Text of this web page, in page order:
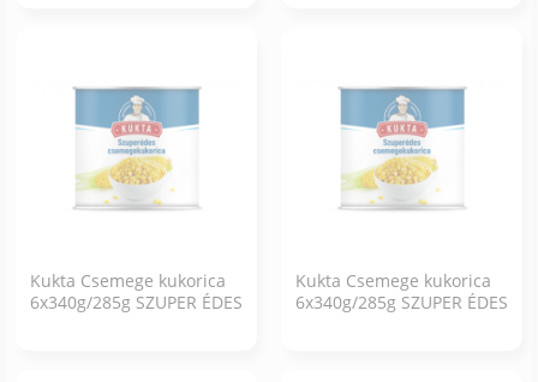
Kukta Csemege kukorica
6x340g/285g SZUPER ÉDES
Kukta Csemege kukorica
6x340g/285g SZUPER ÉDES